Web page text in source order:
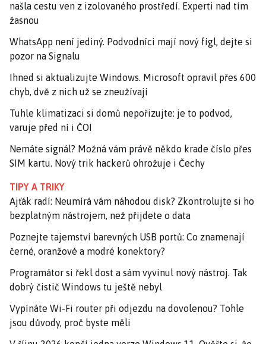
našla cestu ven z izolovaného prostředí. Experti nad tím
žasnou
WhatsApp není jediný. Podvodníci mají nový fígl, dejte si
pozor na Signalu
Ihned si aktualizujte Windows. Microsoft opravil přes 600
chyb, dvě z nich už se zneužívají
Tuhle klimatizaci si domů nepořizujte: je to podvod,
varuje před ní i ČOI
Nemáte signál? Možná vám právě někdo krade číslo přes
SIM kartu. Nový trik hackerů ohrožuje i Čechy
TIPY A TRIKY
Ajťák radí: Neumírá vám náhodou disk? Zkontrolujte si ho
bezplatným nástrojem, než přijdete o data
Poznejte tajemství barevných USB portů: Co znamenají
černé, oranžové a modré konektory?
Programátor si řekl dost a sám vyvinul nový nástroj. Tak
dobrý čistič Windows tu ještě nebyl
Vypínáte Wi-Fi router při odjezdu na dovolenou? Tohle
jsou důvody, proč byste měli